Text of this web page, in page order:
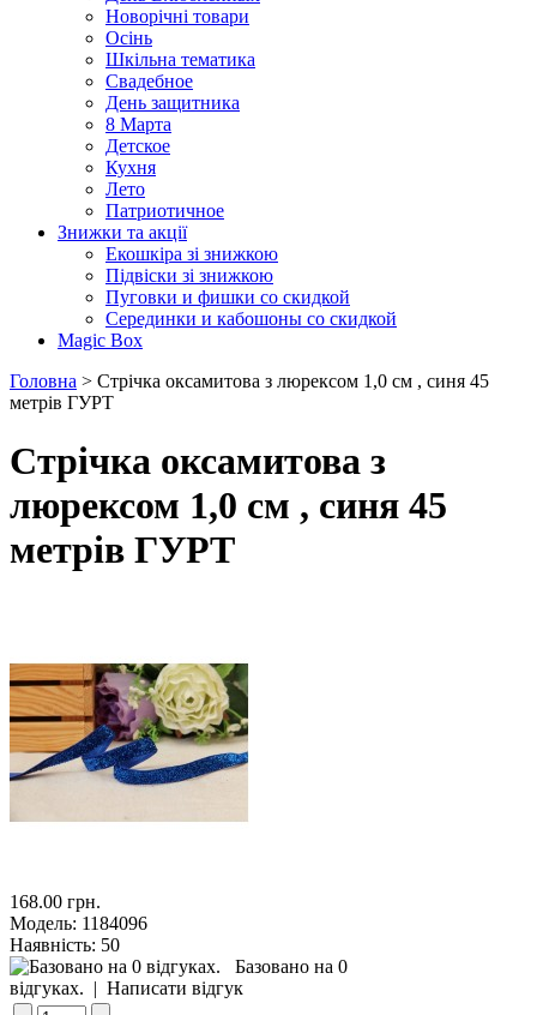
Новорічні товари
Осінь
Шкільна тематика
Свадебное
День защитника
8 Марта
Детское
Кухня
Лето
Патриотичное
Знижки та акції
Екошкіра зі знижкою
Підвіски зі знижкою
Пуговки и фишки со скидкой
Серединки и кабошоны со скидкой
Magic Box
Головна > Стрічка оксамитова з люрексом 1,0 см , синя 45
метрiв ГУРТ
Стрічка оксамитова з
люрексом 1,0 см , синя 45
метрiв ГУРТ
168.00 грн.
Модель: 1184096
Наявність: 50
Базовано на 0
відгуках. | Написати відгук